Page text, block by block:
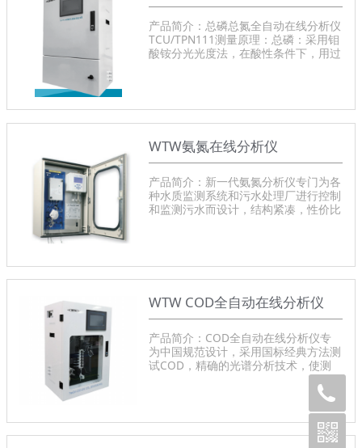
产品简介：总磷总氮全自动在线分析仪
TCU/TPN111测量原理：总磷：采用钼
酸铵分光光度法，在酸性条件下，用过
抗化血酸还原生成蓝色络合物，于
690nm处测量吸光度产品型号：
WTW氨氮在线分析仪
产品简介：新一代氨氮分析仪专门为各
种水质监测系统和污水处理厂进行控制
和监测污水而设计，结构紧凑，性价比
剂托盘组成，可壁挂式安装，也可立式
安装。产品型号：TresCon UNO
WTW COD全自动在线分析仪
产品简介：COD全自动在线分析仪专
为中国规范设计，采用国标经典方法测
试COD，精确的光谱分析技术，使测
试结果更加准确。大尺寸触摸屏操作，
简单直观。产品型号： WTW TresCon